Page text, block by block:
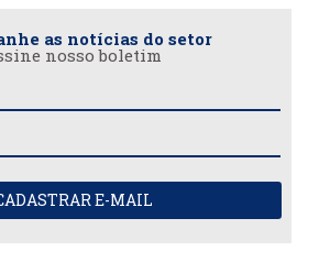
as notícias do setor
nosso boletim
E-MAIL